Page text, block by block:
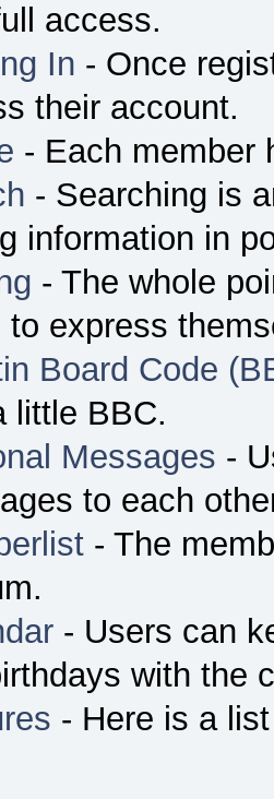
access.
In - Once
their account.
- Each member
- Searching is
information in
- The whole
to express
Board Code
little BBC.
Messages -
to each
- The
- Users can
with the
- Here is a